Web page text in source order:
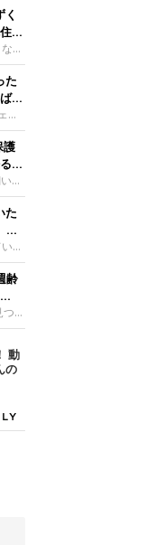
猫
子
と
護
ダ
こ
。
に
花
テ
主
た
で
ー
え
せ
う
の
月
た
ち
ド
護
姿
主
長
化
小
ゃ
す
で
後
ち
た
筋
ら
ま
な
取
モ
一
場
姿
齢
ッか
の
長
ニ
い
ん
ち
つ
敷
動
の